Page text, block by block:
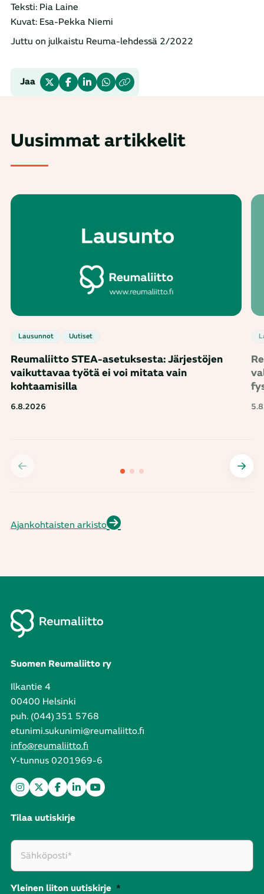
Teksti: Pia Laine
Kuvat: Esa-Pekka Niemi
Juttu on julkaistu Reuma-lehdessä 2/2022
Jaa
Uusimmat artikkelit
Lausunnot Uutiset
Reumaliitto STEA-asetuksesta: Järjestöjen
vaikuttavaa työtä ei voi mitata vain
kohtaamisilla
6.8.2026
Ajankohtaisten arkisto
Suomen Reumaliitto ry
Ilkantie 4
00400 Helsinki
puh. (044) 351 5768
etunimi.sukunimi@reumaliitto.fi
info@reumaliitto.fi
Y-tunnus 0201969-6
Tilaa uutiskirje
Yleinen liiton uutiskirje *